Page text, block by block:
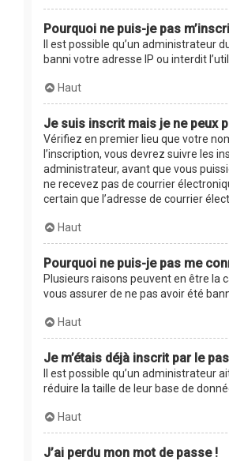
Pourquoi ne puis-je pas
Il est possible qu’un administrateur
banni votre adresse IP ou interdit
Haut
Je suis inscrit mais je ne peux
Vérifiez en premier lieu que votre
l’inscription, vous devrez suivre les
administrateur, avant que vous
ne recevez pas de courrier
certain que l’adresse de courrier
Haut
Pourquoi ne puis-je pas me
Plusieurs raisons peuvent en être la
vous assurer de ne pas avoir été
Haut
Je m’étais déjà inscrit par le
Il est possible qu’un
réduire la taille de leur base de
Haut
J’ai perdu mon mot de passe !